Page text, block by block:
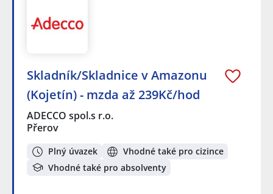
Skladník/Skladnice v Amazonu
(Kojetín) - mzda až 239Kč/hod
ADECCO spol.s r.o.
Přerov
Plný úvazek
Vhodné také pro cizince
Vhodné také pro absolventy